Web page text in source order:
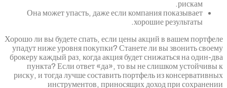
Она может упасть, даже если компания
хорошие
Хорошо ли вы будете спать, если цены акций
упадут ниже уровня покупки? Станете ли
брокеру каждый раз, когда акция будет
пункта? Если ответ «да», то вы не
риску, и тогда лучше составить портфель
инструментов, приносящих